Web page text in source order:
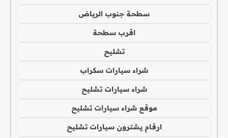
سطحة جنوب الرياض
اقرب سطحة
تشليح
شراء سيارات سكراب
شراء سيارات تشليح
موقع شراء سيارات تشليح
ارقام يشترون سيارات تشليح